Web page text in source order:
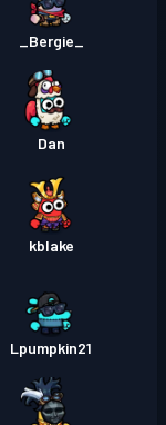
_Bergie_
Dan
kblake
Lpumpkin21